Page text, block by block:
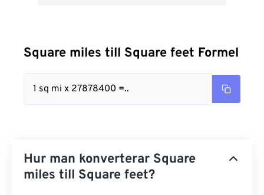
Square miles till Square feet Formel
1 sq mi x 27878400 =..
Hur man konverterar Square
miles till Square feet?